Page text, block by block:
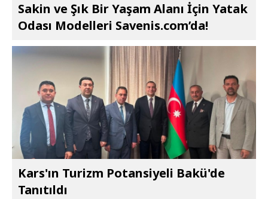
Sakin ve Şık Bir Yaşam Alanı İçin Yatak
Odası Modelleri Savenis.com’da!
Kars'ın Turizm Potansiyeli Bakü'de
Tanıtıldı